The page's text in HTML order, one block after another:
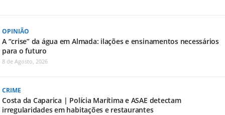
OPINIÃO
A “crise” da água em Almada: ilações e ensinamentos necessários
para o futuro
8 de Agosto, 2026
CRIME
Costa da Caparica | Polícia Marítima e ASAE detectam
irregularidades em habitações e restaurantes